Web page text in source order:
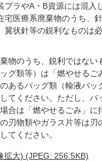
プラやA・B資源には混入
宅医療系廃棄物のうち、
翼状針等の鋭利なものは
物のうち、鋭利ではな
グ類等）は「燃やせるご
あるバッグ類（輸液バ
てください。ただし、
合は「燃やせるごみ」に
刃物類やガラス片等は
てください。
拡大) (JPEG: 256.5KB)